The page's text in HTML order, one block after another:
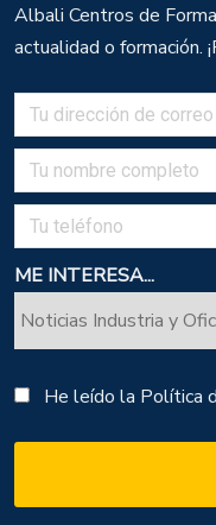
Albali Centros de
actualidad o formación.
ME INTERESA...
He leído la Política